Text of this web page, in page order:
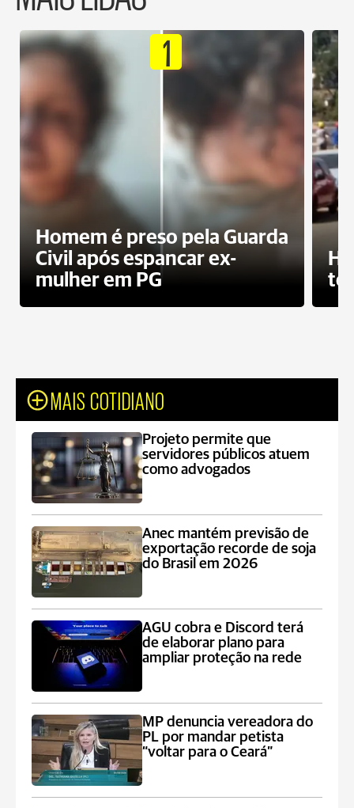
1
Homem é preso pela Guarda
Civil após espancar ex-
mulher em PG
MAIS COTIDIANO
Projeto permite que
servidores públicos atuem
como advogados
Anec mantém previsão de
exportação recorde de soja
do Brasil em 2026
AGU cobra e Discord terá
de elaborar plano para
ampliar proteção na rede
MP denuncia vereadora do
PL por mandar petista
“voltar para o Ceará”